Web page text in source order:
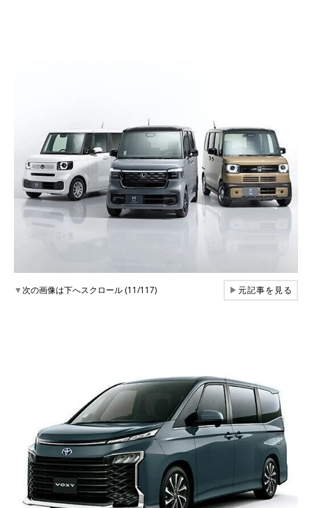
▼次の画像は下へスクロール (11/117) ▶元記事を見る